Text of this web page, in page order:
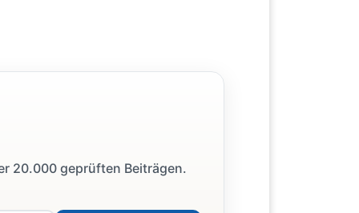
20.000 geprüften Beiträgen.